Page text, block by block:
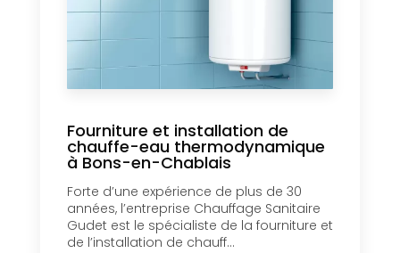
Fourniture et installation de
chauffe-eau thermodynamique
à Bons-en-Chablais
Forte d’une expérience de plus de 30
années, l’entreprise Chauffage Sanitaire
Gudet est le spécialiste de la fourniture et
de l’installation de chauff...